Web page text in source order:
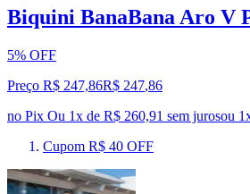
Biquini BanaBana Aro V
5% OFF
Preço R$ 247,86R$ 247,86
no Pix Ou 1x de R$ 260,91 sem jurosou 1
Cupom R$ 40 OFF